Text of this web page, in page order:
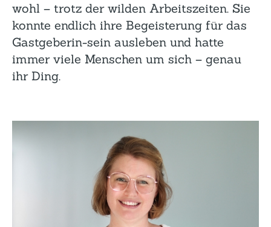
wohl – trotz der wilden Arbeitszeiten. Sie
konnte endlich ihre Begeisterung für das
Gastgeberin-sein ausleben und hatte
immer viele Menschen um sich – genau
ihr Ding.